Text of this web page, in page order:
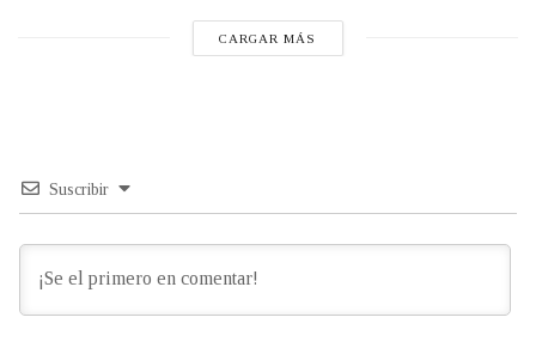
CARGAR MÁS
Suscribir